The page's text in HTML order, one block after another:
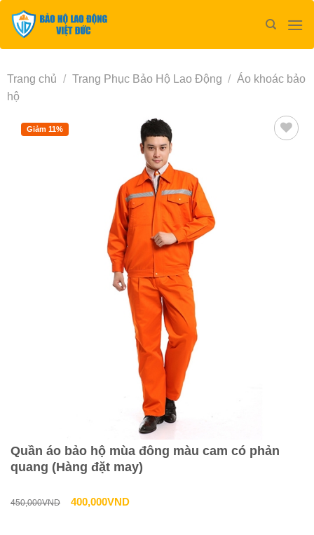
qua
Trang chủ / Trang Phục Bảo Hộ Lao Động / Áo khoác bảo
hộ
Giảm 11%
Quần áo bảo hộ mùa đông màu cam có phản
quang (Hàng đặt may)
450,000VND
Giá
400,000VNDGiá